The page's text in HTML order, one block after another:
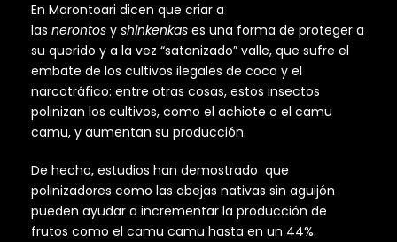
En Marontoari dicen que criar a
las nerontos y shinkenkas es una forma de proteger a
su querido y a la vez “satanizado” valle, que sufre el
embate de los cultivos ilegales de coca y el
narcotráfico: entre otras cosas, estos insectos
polinizan los cultivos, como el achiote o el camu
camu, y aumentan su producción.
De hecho, estudios han demostrado que
polinizadores como las abejas nativas sin aguijón
pueden ayudar a incrementar la producción de
frutos como el camu camu hasta en un 44%.